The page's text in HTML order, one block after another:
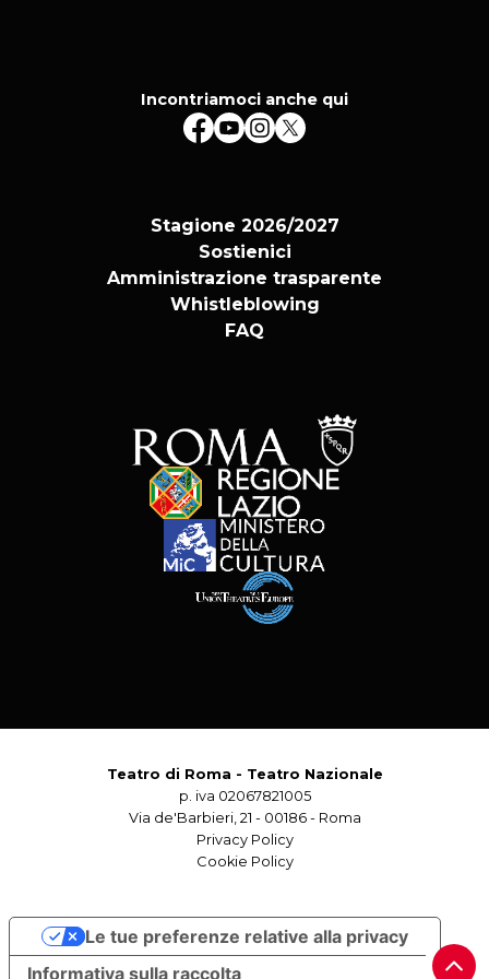
Incontriamoci anche qui
Stagione 2026/2027
Sostienici
Amministrazione trasparente
Whistleblowing
FAQ
Teatro di Roma - Teatro Nazionale
p. iva 02067821005
Via de'Barbieri, 21 - 00186 - Roma
Privacy Policy
Cookie Policy
Informativa sulla raccolta
Le tue preferenze relative alla privacy